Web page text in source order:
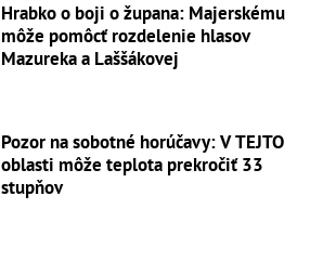
Hrabko o boji o župana: Majerskému
môže pomôcť rozdelenie hlasov
Mazureka a Laššákovej
Pozor na sobotné horúčavy: V TEJTO
oblasti môže teplota prekročiť 33
stupňov